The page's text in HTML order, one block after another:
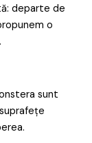
departe de
o
sunt